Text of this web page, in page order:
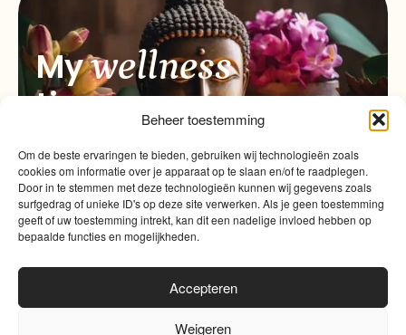
Beheer toestemming
Om de beste ervaringen te bieden, gebruiken wij technologieën zoals
cookies om informatie over je apparaat op te slaan en/of te raadplegen.
Door in te stemmen met deze technologieën kunnen wij gegevens zoals
surfgedrag of unieke ID's op deze site verwerken. Als je geen toestemming
geeft of uw toestemming intrekt, kan dit een nadelige invloed hebben op
bepaalde functies en mogelijkheden.
Accepteren
Weigeren
Mywellness
time